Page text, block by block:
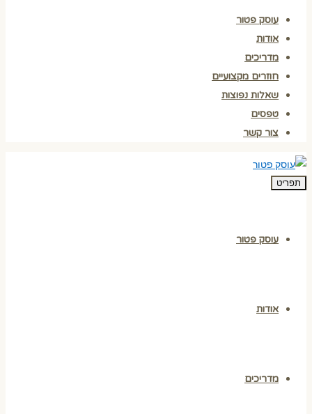
עוסק פטור
אודות
מדריכים
חוזרים מקצועיים
שאלות נפוצות
טפסים
צור קשר
תפריט
עוסק פטור
אודות
מדריכים